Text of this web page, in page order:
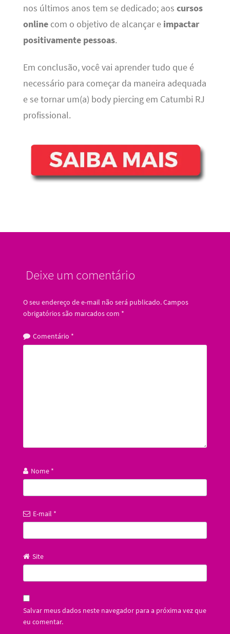
nos últimos anos tem se dedicado; aos cursos
onlinecom o objetivo de alcançar e impactar
positivamente pessoas.
Em conclusão, você vai aprender tudo que é
necessário para começar da maneira adequada
e se tornar um(a) body piercing em Catumbi RJ
profissional.
Deixe um comentário
O seu endereço de e-mail não será publicado.Campos
obrigatórios são marcados com *
Comentário *
Nome *
E-mail *
Site
Salvar meus dados neste navegador para a próxima vez que
eu comentar.